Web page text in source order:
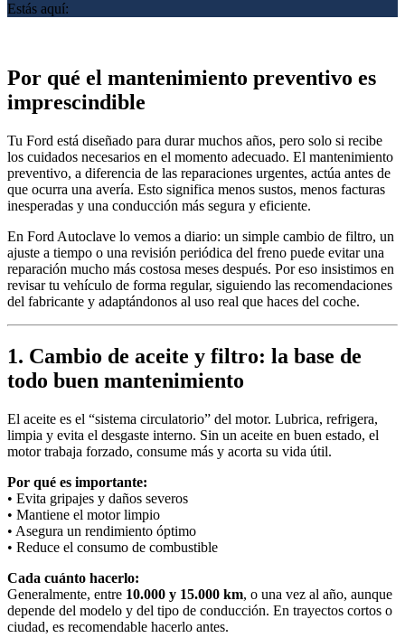
Estás aquí:
Por qué el mantenimiento preventivo es
imprescindible
Tu Ford está diseñado para durar muchos años, pero solo si recibe
los cuidados necesarios en el momento adecuado. El mantenimiento
preventivo, a diferencia de las reparaciones urgentes, actúa antes de
que ocurra una avería. Esto significa menos sustos, menos facturas
inesperadas y una conducción más segura y eficiente.
En Ford Autoclave lo vemos a diario: un simple cambio de filtro, un
ajuste a tiempo o una revisión periódica del freno puede evitar una
reparación mucho más costosa meses después. Por eso insistimos en
revisar tu vehículo de forma regular, siguiendo las recomendaciones
del fabricante y adaptándonos al uso real que haces del coche.
1. Cambio de aceite y filtro: la base de
todo buen mantenimiento
El aceite es el “sistema circulatorio” del motor. Lubrica, refrigera,
limpia y evita el desgaste interno. Sin un aceite en buen estado, el
motor trabaja forzado, consume más y acorta su vida útil.
Por qué es importante:
• Evita gripajes y daños severos
• Mantiene el motor limpio
• Asegura un rendimiento óptimo
• Reduce el consumo de combustible
Cada cuánto hacerlo:
Generalmente, entre 10.000 y 15.000 km, o una vez al año, aunque
depende del modelo y del tipo de conducción. En trayectos cortos o
ciudad, es recomendable hacerlo antes.